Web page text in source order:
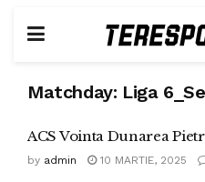
Matchday: Liga
ACS Vointa Dunarea
by admin 10 MARTIE, 2025